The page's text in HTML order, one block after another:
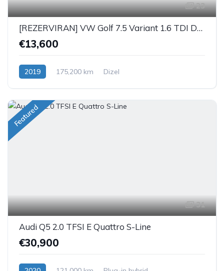
23
[REZERVIRAN] VW Golf 7.5 Variant 1.6 TDI DSG iQ
€13,600
2019 175,200 km Dizel
Featured
31
Audi Q5 2.0 TFSI E Quattro S-Line
€30,900